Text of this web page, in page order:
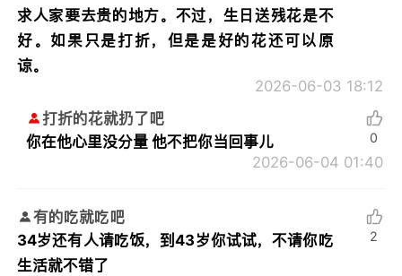
求人家要去贵的地方。不过，生日送残花是不
好。如果只是打折，但是是好的花还可以原
谅。
2026-06-03 18:12
打折的花就扔了吧
你在他心里没分量 他不把你当回事儿
2026-06-04 01:40
0
有的吃就吃吧
34岁还有人请吃饭，到43岁你试试，不请你吃
生活就不错了
2